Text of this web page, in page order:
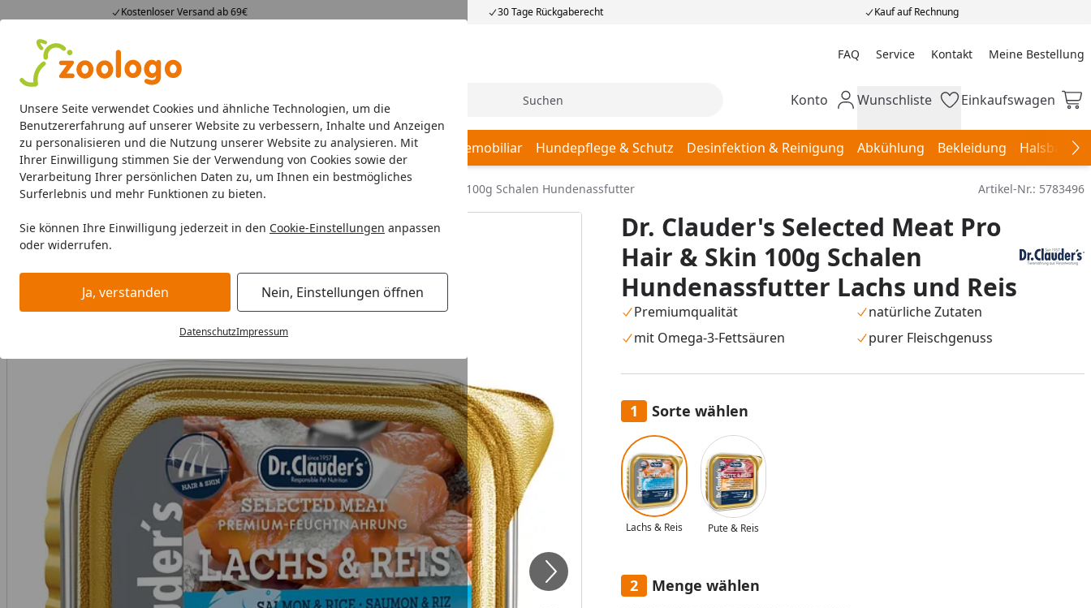
Unsere Seite verwendet Cookies und ähnliche Technologien, um die
Benutzererfahrung auf unserer Website zu verbessern, Inhalte und Anzeigen
zu personalisieren und die Nutzung unserer Website zu analysieren. Mit
Ihrer Einwilligung stimmen Sie der Verwendung von Cookies sowie der
Verarbeitung Ihrer persönlichen Daten zu, um Ihnen ein bestmögliches
Surferlebnis und mehr Funktionen zu bieten.
Sie können Ihre Einwilligung jederzeit in den Cookie-Einstellungen anpassen
oder widerrufen.
Ja, verstanden Nein, Einstellungen öffnen
DatenschutzImpressum
Kostenloser Versand ab 69€ 30 Tage Rückgaberecht Kauf auf Rechnung
4,74
23.587 Bewertungen FAQ Service Kontakt Meine Bestellung
Meine Bestellung
Alle Produkte
Alle Produkte Angebote Neuheiten Sommerhits Suche Mein Konto
Konto Wunschliste
Wunschliste Einkaufswagen
Einkaufswagen
Hund Hundefutter Hundenäpfe & Co Hundeschlafplätze Hundemobiliar Hundepflege & Schutz Desinfektion & Reinigung Abkühlung Bekleidung
Startseite
Hund Hundefutter Diätfutter Dr. Clauder's Selected Meat Pro Hair & Skin 100g Schalen Hundenassfutter Artikel-Nr.: 5783496
Dr. Clauder's Selected Meat Pro
Hair & Skin 100g Schalen
Hundenassfutter Lachs und Reis
Premiumqualität
natürliche Zutaten
mit Omega-3-Fettsäuren
purer Fleischgenuss
Sorte wählen
Alle anzeigen (2)
Lachs & Reis Pute & Reis
Menge wählen